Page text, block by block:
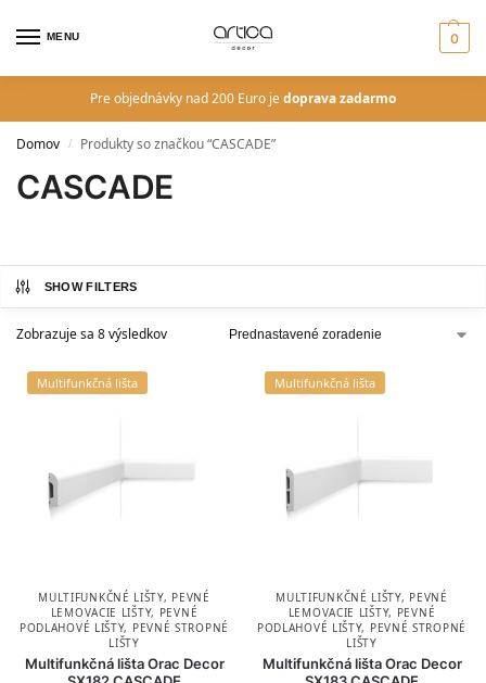
MENU 0
Pre objednávky nad 200 Euro jedoprava zadarmo
Domov / Produkty so značkou “CASCADE”
CASCADE
SHOW FILTERS
Zobrazuje sa 8 výsledkov
Multifunkčná lišta
MULTIFUNKČNÉ LIŠTY, PEVNÉ
LEMOVACIE LIŠTY, PEVNÉ
PODLAHOVÉ LIŠTY, PEVNÉ STROPNÉ
LIŠTY
Multifunkčná lišta Orac Decor
Multifunkčná lišta
MULTIFUNKČNÉ LIŠTY, PEVNÉ
LEMOVACIE LIŠTY, PEVNÉ
PODLAHOVÉ LIŠTY, PEVNÉ STROPNÉ
LIŠTY
Multifunkčná lišta Orac Decor